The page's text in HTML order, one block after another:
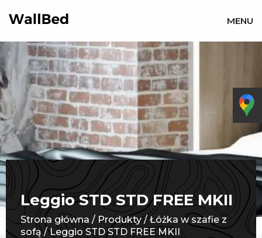
MENU
Leggio STD STD FREE MKII
Strona główna / Produkty/Łóżka w szafie z
sofą/Leggio STD STD FREE MKII